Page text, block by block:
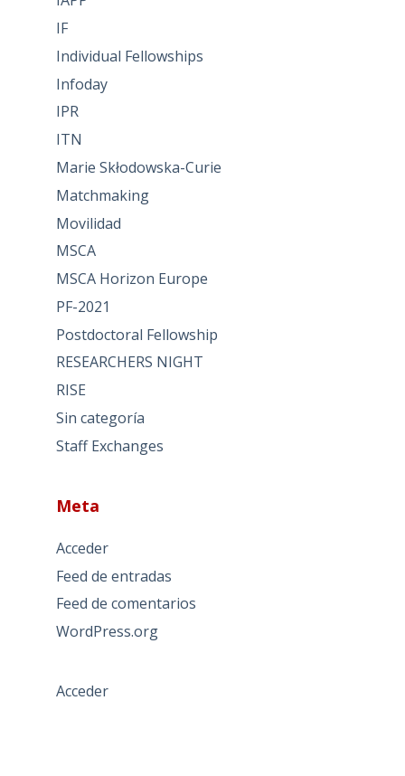
IF
Individual Fellowships
Infoday
IPR
ITN
Marie Skłodowska-Curie
Matchmaking
Movilidad
MSCA
MSCA Horizon Europe
PF-2021
Postdoctoral Fellowship
RESEARCHERS NIGHT
RISE
Sin categoría
Staff Exchanges
Meta
Acceder
Feed de entradas
Feed de comentarios
WordPress.org
Acceder